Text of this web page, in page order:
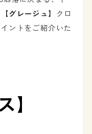
【グレージュ】
クロ
ントをご紹介いた
】